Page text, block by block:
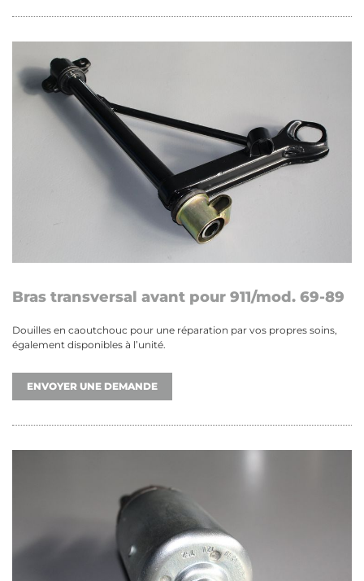
Bras transversal avant pour 911/mod. 69-89
Douilles en caoutchouc pour une réparation par vos propres soins,
également disponibles à l’unité.
ENVOYER UNE DEMANDE